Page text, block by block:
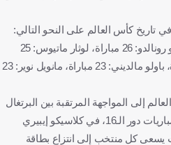
تاريخ كأس العالم على النحو التالي:
"ليونيل ميسي: 30 مباراة، كريستيانو رونالدو: 26 مباراة، لوثار ماتيوس: 25
مباراة، ميروسلاف كلوزه: 24 مباراة، باولو مالديني: 23 مباراة، مانويل نوير: 23
إلى المواجهة المرتقبة بين البرتغال
وإسبانيا، التي تعد واحدة من أقوى مباريات دور الـ16، في كلاسيكو إيبيري
يسعى كل منتخب إلى انتزاع بطاقة